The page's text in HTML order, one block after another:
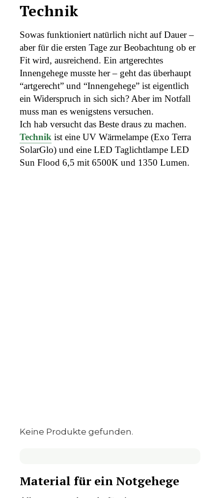
Technik
Sowas funktioniert natürlich nicht auf Dauer –
aber für die ersten Tage zur Beobachtung ob er
Fit wird, ausreichend. Ein artgerechtes
Innengehege musste her – geht das überhaupt
“artgerecht” und “Innengehege” ist eigentlich
ein Widerspruch in sich sich? Aber im Notfall
muss man es wenigstens versuchen.
Ich hab versucht das Beste draus zu machen.
Technik ist eine UV Wärmelampe (Exo Terra
SolarGlo) und eine LED Taglichtlampe LED
Sun Flood 6,5 mit 6500K und 1350 Lumen.
Keine Produkte gefunden.
Material für ein Notgehege